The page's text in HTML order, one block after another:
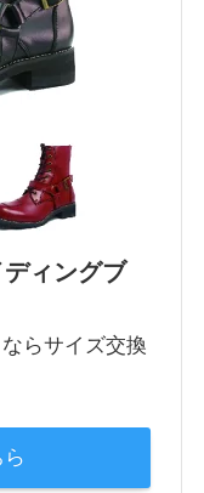
ィングブ
らサイズ交換